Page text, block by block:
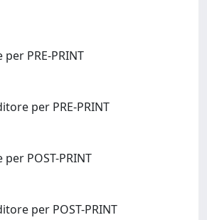
PRE-PRINT
per PRE-PRINT
POST-PRINT
per POST-PRINT